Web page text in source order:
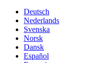
Deutsch
Nederlands
Svenska
Norsk
Dansk
Español